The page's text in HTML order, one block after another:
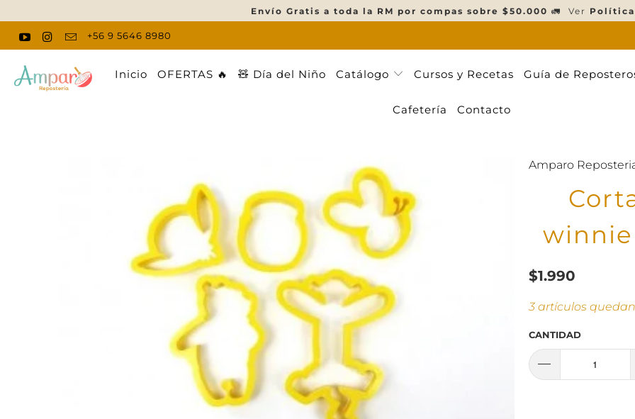
Envío Gratis a toda la RM por compas sobre $50.000 🚛 Ver
+56 9 5646 8980
Inicio OFERTAS 🔥 🧸 Día del Niño Catálogo Cursos y Recetas Guía de
Cafetería Contacto
Amparo
$1.990
3 artículos quedan
CANTIDAD